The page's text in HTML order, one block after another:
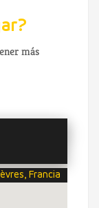
más
Francia